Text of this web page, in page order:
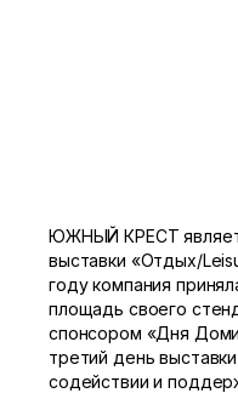
ЮЖНЫЙ КРЕСТ
выставки «Отдых/
году компания
площадь своего
спонсором «Дня
третий день
содействии и